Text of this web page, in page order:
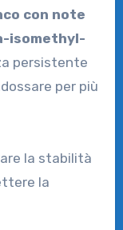
con note
isomethyl-
persistente
per più
la stabilità
la